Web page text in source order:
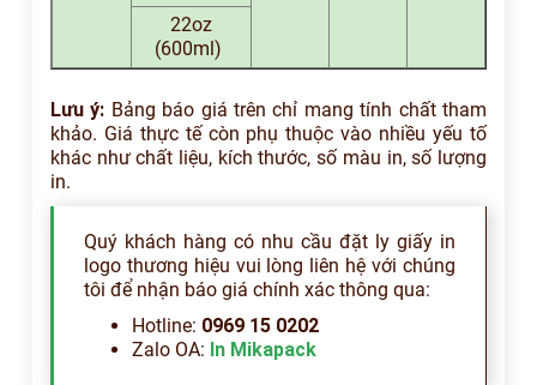
22oz
(600ml)
Lưu ý: Bảng báo giá trên chỉ mang tính chất tham
khảo. Giá thực tế còn phụ thuộc vào nhiều yếu tố
khác như chất liệu, kích thước, số màu in, số lượng
in.
Quý khách hàng có nhu cầu đặt ly giấy in
logo thương hiệu vui lòng liên hệ với chúng
tôi để nhận báo giá chính xác thông qua:
Hotline: 0969 15 0202
Zalo OA: In Mikapack